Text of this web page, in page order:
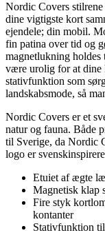
Nordic Covers
dine vigtigste kort
ejendele; din mobil.
fin patina over tid og
magnetlukning holdes
være urolig for at dine
stativfunktion som
landskabsmode, så
Nordic Covers er et
natur og fauna. Både
til Sverige, da Nordic
logo er
Etuiet af ægte
Magnetisk klap
Fire styk
kontanter
Stativfunktion